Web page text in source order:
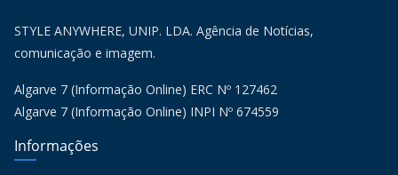
STYLE ANYWHERE, UNIP. LDA. Agência de Notícias,
comunicação e imagem.
Algarve 7 (Informação Online) ERC Nº 127462
Algarve 7 (Informação Online) INPI Nº 674559
Informações